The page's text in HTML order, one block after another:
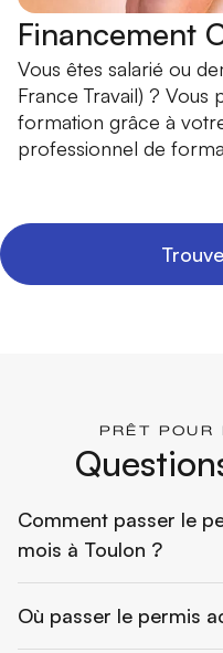
Financement
Vous êtes salarié ou
France Travail) ?
formation grâce à
professionnel de
PRÊT POUR
Comment passer le
mois à Toulon ?
Où passer le permis